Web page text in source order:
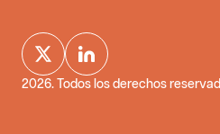
2026. Todos los derechos